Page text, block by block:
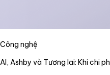
Công nghệ
AI, Ashby và Tương lai: Khi chi